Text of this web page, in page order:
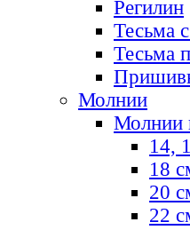
Регилин
Тесьма
Тесьма
Молнии
Молнии
14,
18
20
22